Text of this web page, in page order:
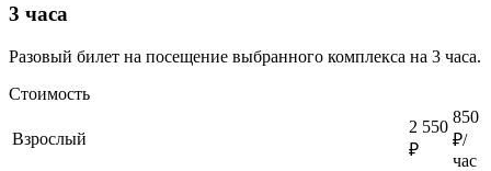
3 часа
Разовый билет на посещение выбранного комплекса на 3 часа.
Стоимость
Взрослый
2 550
₽
850
₽/
час